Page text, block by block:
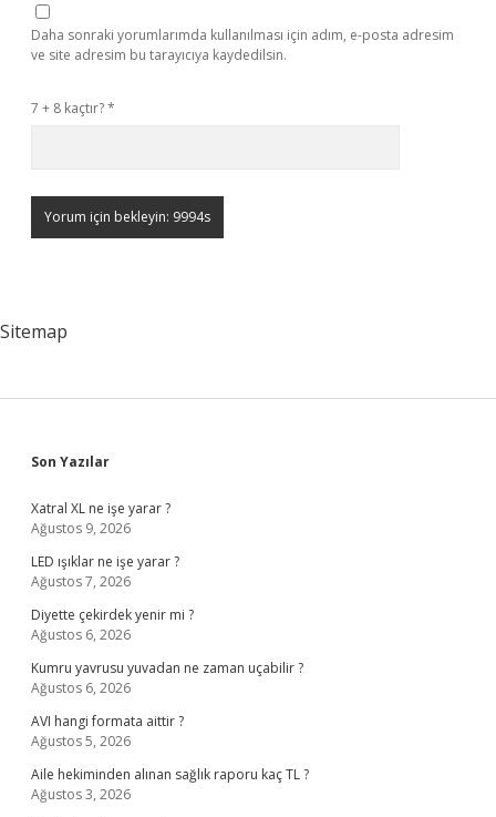
Daha sonraki yorumlarımda kullanılması için adım, e-posta adresim
ve site adresim bu tarayıcıya kaydedilsin.
7 + 8 kaçtır?*
Sitemap
Sidebar
Son Yazılar
Xatral XL ne işe yarar ?
Ağustos 9, 2026
LED ışıklar ne işe yarar ?
Ağustos 7, 2026
Diyette çekirdek yenir mi ?
Ağustos 6, 2026
Kumru yavrusu yuvadan ne zaman uçabilir ?
Ağustos 6, 2026
AVI hangi formata aittir ?
Ağustos 5, 2026
Aile hekiminden alınan sağlık raporu kaç TL ?
Ağustos 3, 2026